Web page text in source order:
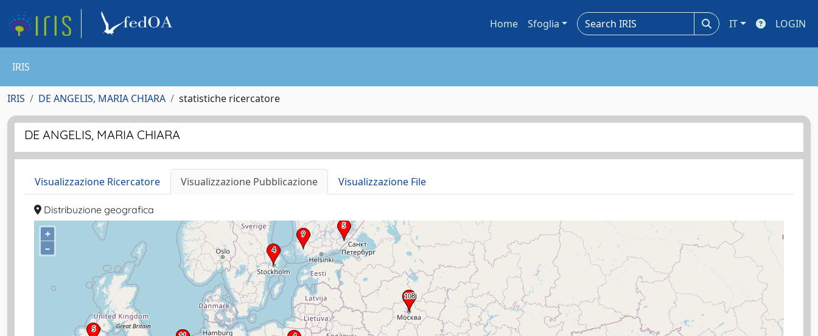
Home Sfoglia IT LOGIN
IRIS
IRIS DE ANGELIS, MARIA CHIARA statistiche ricercatore
DE ANGELIS, MARIA CHIARA
Visualizzazione Ricercatore Visualizzazione Pubblicazione Visualizzazione File
Distribuzione geografica
+
–